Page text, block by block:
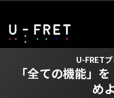
U-FRET
「全ての機能」を
め